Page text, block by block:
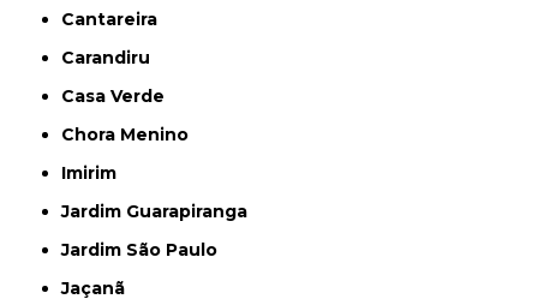
Cantareira
Carandiru
Casa Verde
Chora Menino
Imirim
Jardim Guarapiranga
Jardim São Paulo
Jaçanã